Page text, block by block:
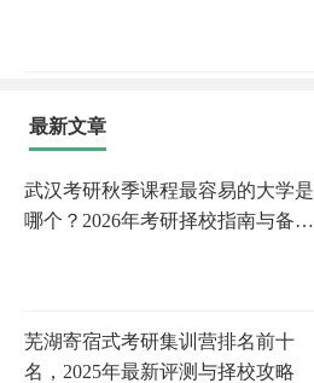
最新文章
武汉考研秋季课程最容易的大学是
哪个？2026年考研择校指南与备考
芜湖寄宿式考研集训营排名前十
名，2025年最新评测与择校攻略